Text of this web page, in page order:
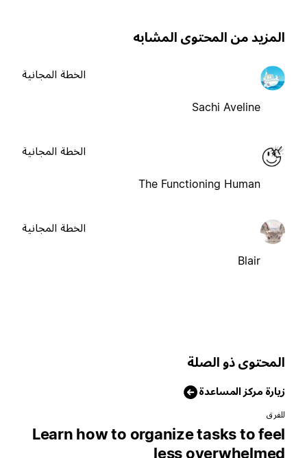
من المحتوى المشابه
Sachi Aveline
الخطة المجانية
The Functioning Human
الخطة المجانية
الخطة المجانية
ذو الصلة
مركز المساعدة
Learn how to organize tasks to
less